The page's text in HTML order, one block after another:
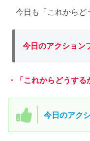
今日も「これからど
今日のアクション
・「これからどうす
今日のアク